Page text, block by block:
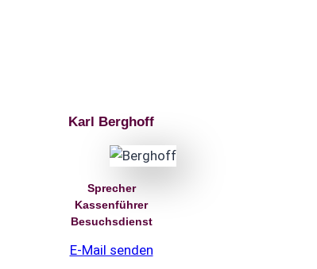
Karl Berghoff
Sprecher
Kassenführer
Besuchsdienst
E-Mail senden